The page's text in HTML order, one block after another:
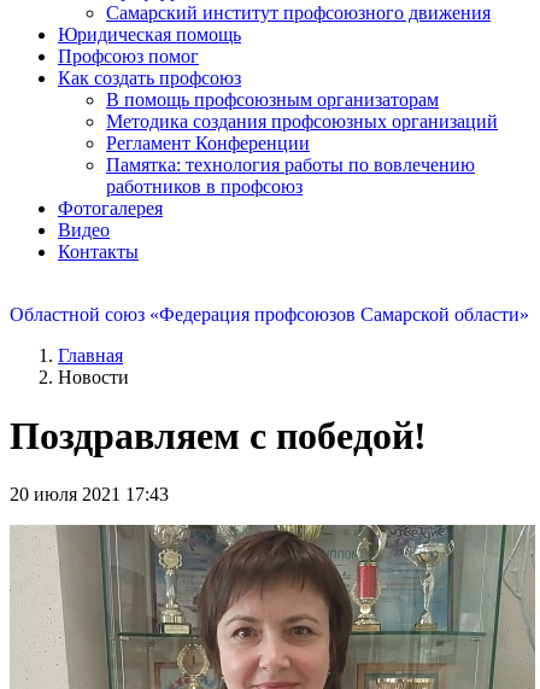
Самарский институт профсоюзного движения
Юридическая помощь
Профсоюз помог
Как создать профсоюз
В помощь профсоюзным организаторам
Методика создания профсоюзных организаций
Регламент Конференции
Памятка: технология работы по вовлечению
работников в профсоюз
Фотогалерея
Видео
Контакты
Областной союз «Федерация профсоюзов Самарской области»
Главная
Новости
Поздравляем с победой!
20 июля 2021 17:43